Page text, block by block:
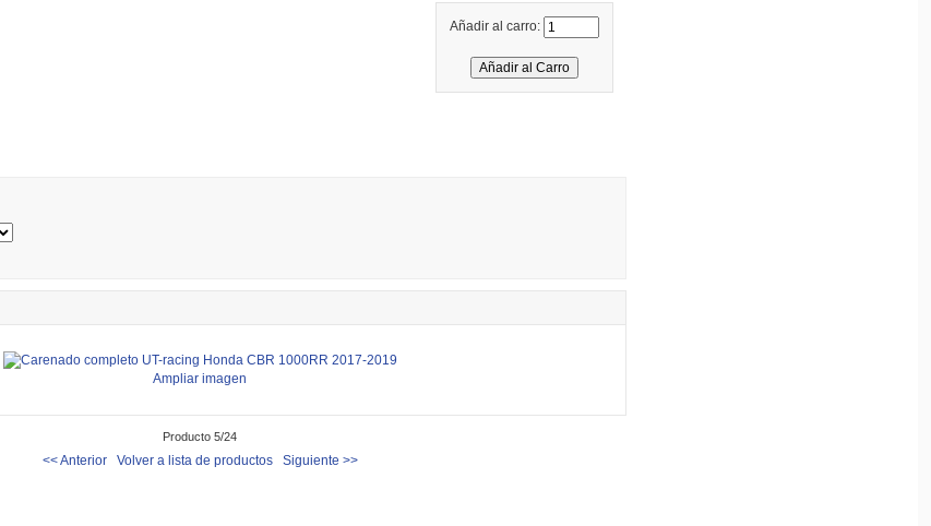
Añadir al carro:
Ampliar imagen
Producto 5/24
<< Anterior Volver a lista de productos Siguiente >>